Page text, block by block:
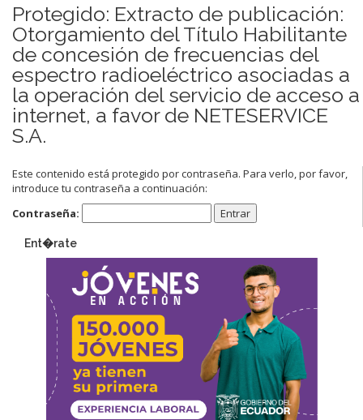
Protegido: Extracto de publicación:
Otorgamiento del Título Habilitante
de concesión de frecuencias del
espectro radioeléctrico asociadas a
la operación del servicio de acceso a
internet, a favor de NETESERVICE
S.A.
Este contenido está protegido por contraseña. Para verlo, por favor,
introduce tu contraseña a continuación:
Contraseña:
Ent�rate